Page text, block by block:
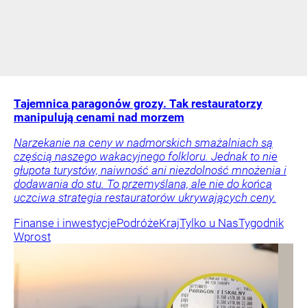
Tajemnica paragonów grozy. Tak restauratorzy
manipulują cenami nad morzem
Narzekanie na ceny w nadmorskich smażalniach są
częścią naszego wakacyjnego folkloru. Jednak to nie
głupota turystów, naiwność ani niezdolność mnożenia i
dodawania do stu. To przemyślana, ale nie do końca
uczciwa strategia restauratorów ukrywających ceny.
Finanse i inwestycjePodróżeKrajTylko u NasTygodnik
Wprost